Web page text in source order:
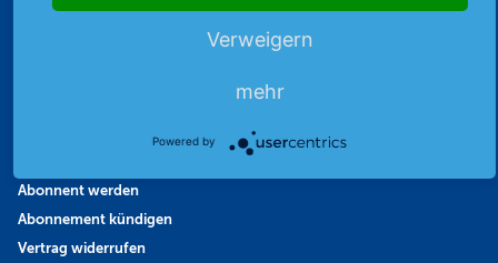
Strategie
Abonnent werden
Abonnement kündigen
Vertrag widerrufen
Verweigern
mehr
Powered by